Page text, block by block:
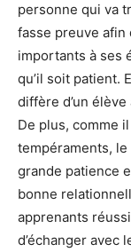
personne qui va
fasse preuve afin
importants à ses
qu’il soit patient.
diffère d’un
De plus, comme
tempéraments,
grande patience
bonne
apprenants
d’échanger avec